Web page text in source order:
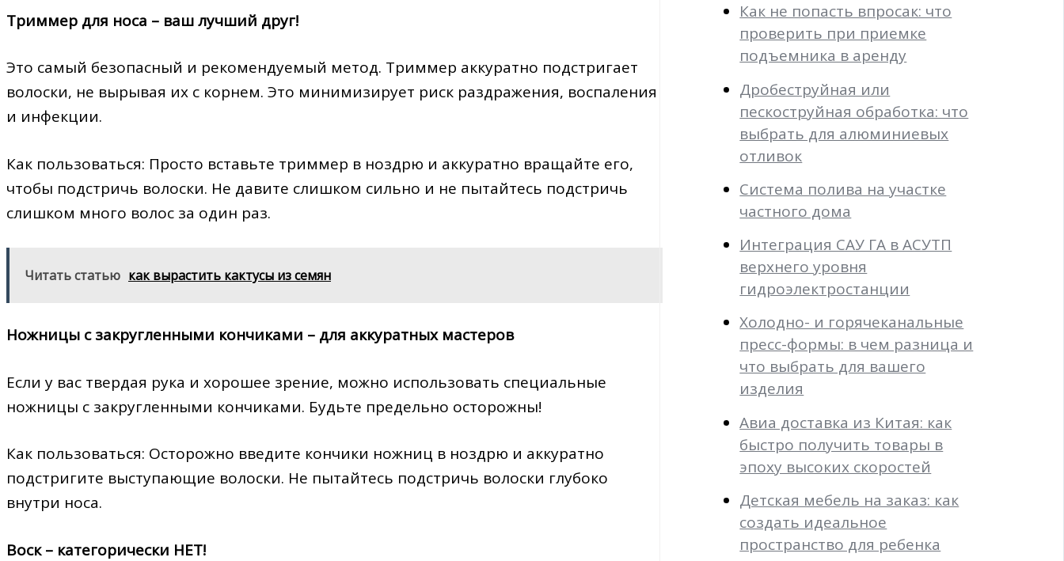
Триммер для носа – ваш лучший друг!
Это самый безопасный и рекомендуемый метод. Триммер аккуратно подстригает
волоски, не вырывая их с корнем. Это минимизирует риск раздражения, воспаления
и инфекции.
Как пользоваться: Просто вставьте триммер в ноздрю и аккуратно вращайте его,
чтобы подстричь волоски. Не давите слишком сильно и не пытайтесь подстричь
слишком много волос за один раз.
Читать статью как вырастить кактусы из семян
Ножницы с закругленными кончиками – для аккуратных мастеров
Если у вас твердая рука и хорошее зрение, можно использовать специальные
ножницы с закругленными кончиками. Будьте предельно осторожны!
Как пользоваться: Осторожно введите кончики ножниц в ноздрю и аккуратно
подстригите выступающие волоски. Не пытайтесь подстричь волоски глубоко
внутри носа.
Воск – категорически НЕТ!
Как не попасть впросак: что
проверить при приемке
подъемника в аренду
Дробеструйная или
пескоструйная обработка: что
выбрать для алюминиевых
отливок
Система полива на участке
частного дома
Интеграция САУ ГА в АСУТП
верхнего уровня
гидроэлектростанции
Холодно- и горячеканальные
пресс-формы: в чем разница и
что выбрать для вашего
изделия
Авиа доставка из Китая: как
быстро получить товары в
эпоху высоких скоростей
Детская мебель на заказ: как
создать идеальное
пространство для ребенка